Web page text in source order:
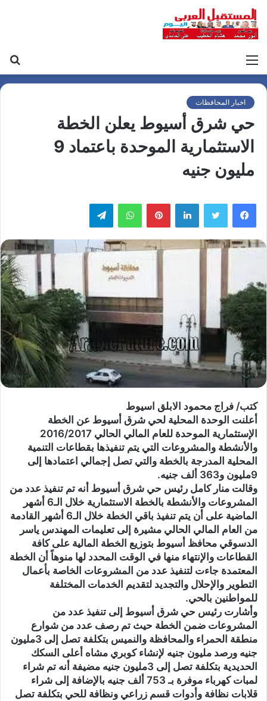
اخبار المحافظات
حي شرق أسيوط يعلن الخطة
الاستثمارية الموحدة باعتماد 9
مليون جنيه
لينكدإن بينتيريست واتساب
كتب/ فراج محمود الابلق اسيوط
أعلنت الوحدة المحلية لحي شرق أسيوط عن الخطة
الإستثمارية الموحدة للعام المالي الحالي 2016/2017
والأنشطة والمشروعات التي يتم تنفيذها بقطاعات التنمية
المحلية المدرجة بالخطة والتي تصل إجمالي اعتمادها إلى
9مليون و363 ألف جنيه.
وقالت منار كامل رئيس حي شرق أسيوط أنه تم تنفيذ عدد من
المشروعات والأنشطة بالخطة الاستثمارية خلال الـ6 أشهر
الماضية على أن يتم تنفيذ باقي الخطة خلال الـ6 أشهر القادمة
من العام المالي الحالي مشيرة إلى تعليمات المهندس ياسر
الدسوقي محافظ أسيوط بتوزيع الخطة المالية على كافة
القطاعات والإنتهاء منها في الوقت المحدد لها منوهاً أن الخطة
المعتمدة جاءت لتنفيذ عدد من المشروعات الخاصة بأعمال
التطوير والإحلال والتجديد لتقديم الخدمات المختلفة
للمواطنين بالحي.
وأشارت رئيس حي شرق أسيوط إلى تنفيذ عدد من
المشروعات ضمن الخطة حيث تم رصف عدد من شوارع
منطقة الحمراء والمحافظة والنميس بتكلفة تصل إلى 3مليون
جنيه ورصد مليون جنيه لإنشاء كوبري مشاه أعلى السكك
الحديدية بتكلفة تصل إلى 3مليون جنيه مضيفة أنه تم شراء
لمبات كهرباء موفرة بـ 753 ألف جنيه بالإضافة إلى شراء
قلابات نظافة وأدوات قسم زراعي ونظافة للحي بتكلفة تصل